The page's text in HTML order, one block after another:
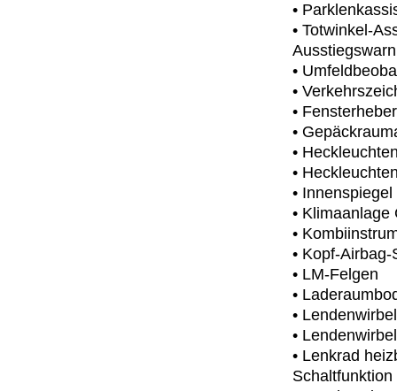
•
• Totwinkel-
•
•
•
•
•
•
•
•
•
• Kopf-Airbag-
• LM-Felgen
•
•
•
• Lenkrad
Schaltfunktion